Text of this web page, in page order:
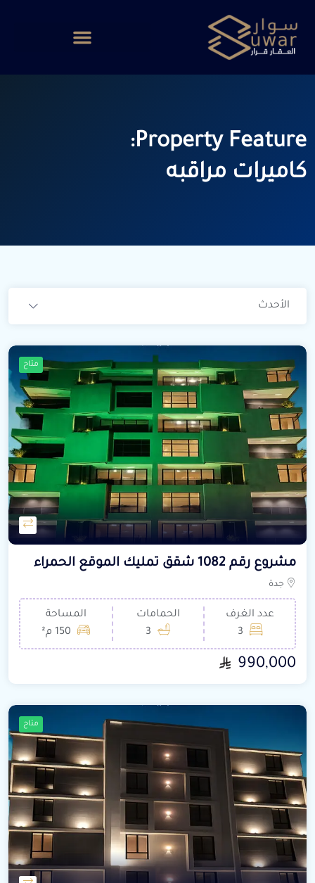
Property Feature:
كاميرات مراقبه
الأحدث
متاح
مشروع رقم 1082 شقق تمليك الموقع الحمراء
جدة
عدد الغرف
3
الحمامات
3
المساحة
150 م²
990,000
متاح